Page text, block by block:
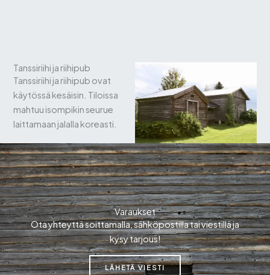
Tanssiriihi ja riihipub
Tanssiriihi ja riihipub ovat
käytössä kesäisin. Tiloissa
mahtuu isompikin seurue
laittamaan jalalla koreasti.
Varaukset
Ota yhteyttä soittamalla, sähköpostilla tai viestillä ja
kysy tarjous!
LÄHETÄ VIESTI